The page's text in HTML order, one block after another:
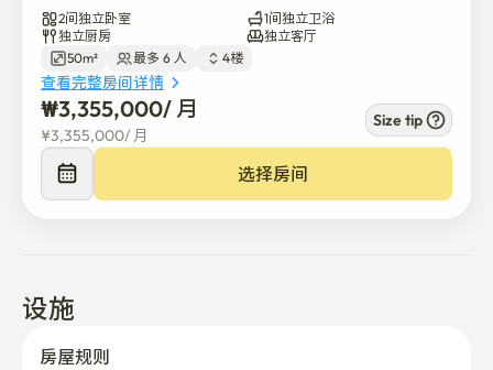
南、阿浦京、明洞、梨泰院、首尔站、钟路和圣寿。
从仁川机场可以直接乘坐机场巴士6009到达，停靠站距离
该物业仅4分钟。
2间独立卧室
1间独立卫浴
独立厨房
独立客厅
50m²
最多 6 人 4楼
查看完整房间详情
₩3,355,000/ 月
¥3,355,000/ 月
Size tip
选择房间
设施
房屋规则